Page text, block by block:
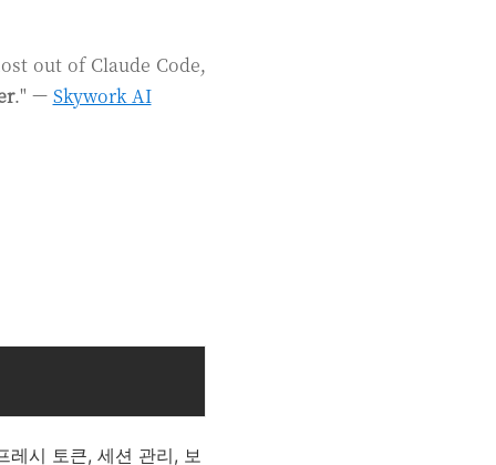
out of Claude Code,
." — Skywork AI
시 토큰, 세션 관리, 보